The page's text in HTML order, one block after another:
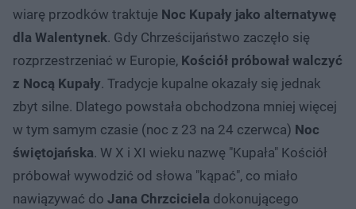
wiarę przodków traktuje Noc Kupały jako alternatywę
dla Walentynek. Gdy Chrześcijaństwo zaczęło się
rozprzestrzeniać w Europie, Kościół próbował walczyć
z Nocą Kupały. Tradycje kupalne okazały się jednak
zbyt silne. Dlatego powstała obchodzona mniej więcej
w tym samym czasie (noc z 23 na 24 czerwca) Noc
świętojańska. W X i XI wieku nazwę "Kupała" Kościół
próbował wywodzić od słowa "kąpać", co miało
nawiązywać do Jana Chrzciciela dokonującego